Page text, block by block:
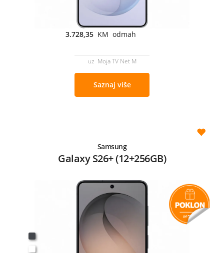
3.728,35 KM odmah
uz Moja TV Net M
Saznaj više
Samsung
Galaxy S26+ (12+256GB)